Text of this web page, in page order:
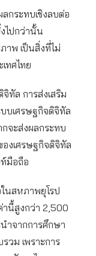
กระทบเชิงลบต่อ
ไปกว่านั้น
าพ เป็นสิ่งที่ไม่
ทศไทย
ทัล การส่งเสริม
บเศรษฐกิจดิจิทัล
จะส่งผลกระทบ
งเศรษฐกิจดิจิทัล
มือถือ
นสหภาพยุโรป
านี้สูงกว่า 2,500
ำจากการศึกษา
วม เพราะการ